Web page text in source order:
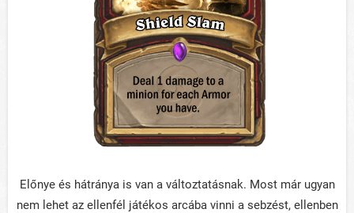
Előnye és hátránya is van a változtatásnak. Most már ugyan
nem lehet az ellenfél játékos arcába vinni a sebzést, ellenben